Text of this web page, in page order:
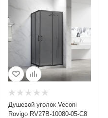
Душевой уголок Veconi
Rovigo RV27B-10080-05-C8